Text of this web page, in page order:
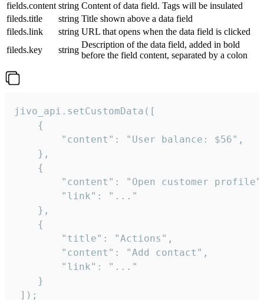
fields.content string Content of data field. Tags will be insulated
fileds.title
string Title shown above a data field
fileds.link
string URL that opens when the data field is clicked
fileds.key
string
Description of the data field, added in bold
before the field content, separated by a colon
jivo_api.setCustomData([
    {
        "content": "User balance: $56",
    },
    {
"content": "Open customer
        "link": "..."
    },
    {
        "title": "Actions",
        "content": "Add contact",
        "link": "..."
    }
]);